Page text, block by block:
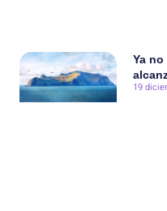
Ya
19